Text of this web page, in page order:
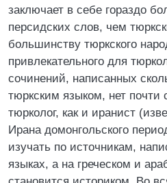
заключает в себе гораздо
персидских слов, чем
большинству тюркского
привлекательного для
сочинений, написанных
тюркским языком, нет почти
тюрколог, как и иранист
Ирана домонгольского
изучать по источникам,
языках, а на греческом и